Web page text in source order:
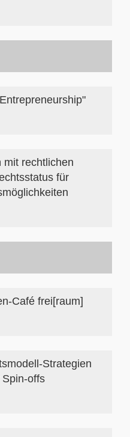
mit rechtlichen
für
Café frei[raum]
Strategien
offs